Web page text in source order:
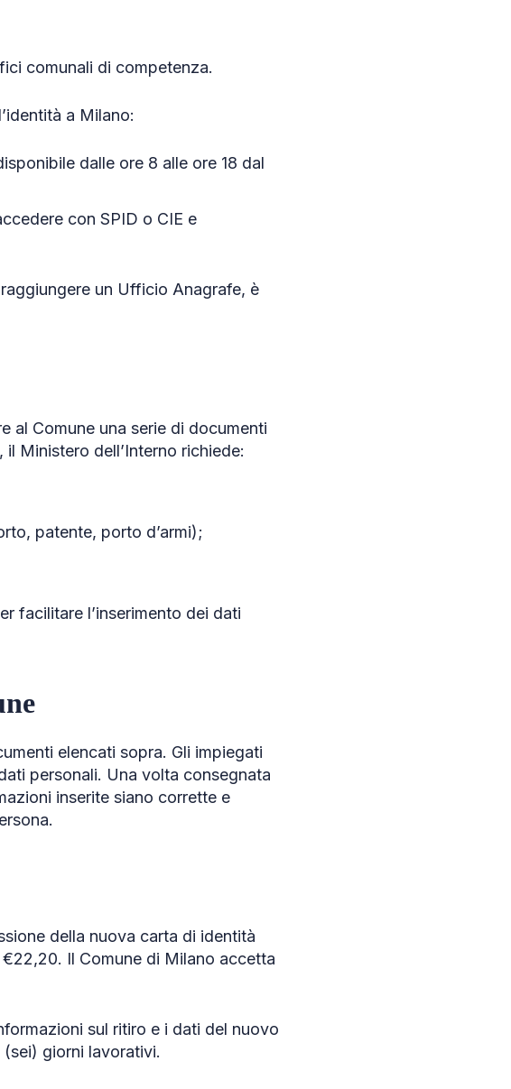
comunali di competenza.
a Milano:
dalle ore 8 alle ore 18 dal
con SPID o CIE e
un Ufficio Anagrafe, è
al Comune una serie di documenti
Ministero dell’Interno richiede:
patente, porto d’armi);
facilitare l’inserimento dei dati
elencati sopra. Gli impiegati
personali. Una volta consegnata
inserite siano corrette e
della nuova carta di identità
Il Comune di Milano accetta
sul ritiro e i dati del nuovo
giorni lavorativi.